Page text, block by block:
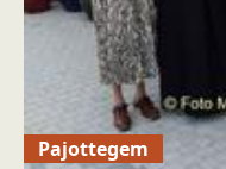
Pajottegem